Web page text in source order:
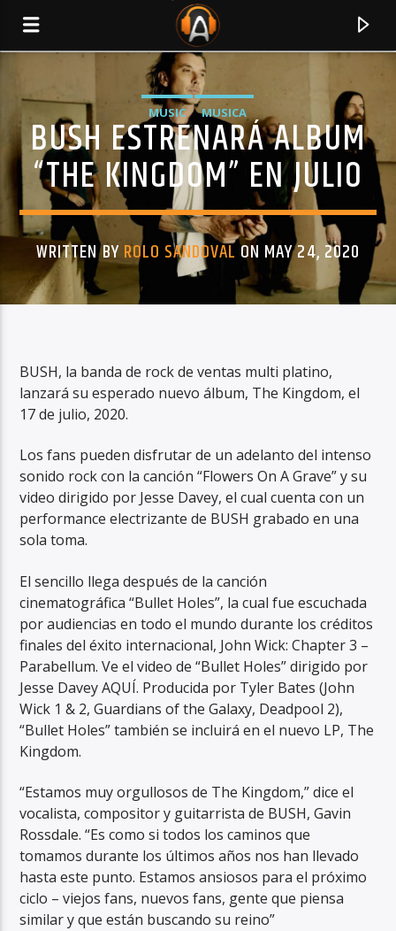
TITLE
ARTIST
RadioAlternativo Live
MUSIC MUSICA
BUSH ESTRENARÁ ALBUM
“THE KINGDOM” EN JULIO
WRITTEN BYROLO SANDOVALON MAY 24, 2020
BUSH, la banda de rock de ventas multi platino,
lanzará su esperado nuevo álbum, The Kingdom, el
17 de julio, 2020.
Los fans pueden disfrutar de un adelanto del intenso
sonido rock con la canción “Flowers On A Grave” y su
video dirigido por Jesse Davey, el cual cuenta con un
performance electrizante de BUSH grabado en una
sola toma.
El sencillo llega después de la canción
cinematográfica “Bullet Holes”, la cual fue escuchada
por audiencias en todo el mundo durante los créditos
finales del éxito internacional, John Wick: Chapter 3 –
Parabellum. Ve el video de “Bullet Holes” dirigido por
Jesse Davey AQUÍ. Producida por Tyler Bates (John
Wick 1 & 2, Guardians of the Galaxy, Deadpool 2),
“Bullet Holes” también se incluirá en el nuevo LP, The
Kingdom.
“Estamos muy orgullosos de The Kingdom,” dice el
vocalista, compositor y guitarrista de BUSH, Gavin
Rossdale. “Es como si todos los caminos que
tomamos durante los últimos años nos han llevado
hasta este punto. Estamos ansiosos para el próximo
ciclo – viejos fans, nuevos fans, gente que piensa
similar y que están buscando su reino”